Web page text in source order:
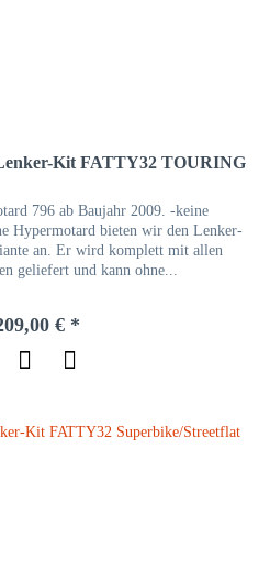
Kit FATTY32 TOURING
796 ab Baujahr 2009. -keine
Hypermotard bieten wir den Lenker-
an. Er wird komplett mit allen
geliefert und kann ohne...
€ *